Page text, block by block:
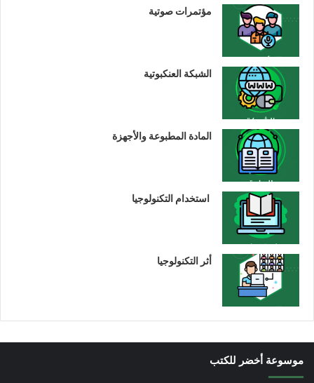
مؤتمرات صوتية
الشبكة العنكبوتية
المادة المطبوعة والأجهزة
استخدام التكنولوجيا
أثر التكنولوجيا
موسوعة أخضر للكتب